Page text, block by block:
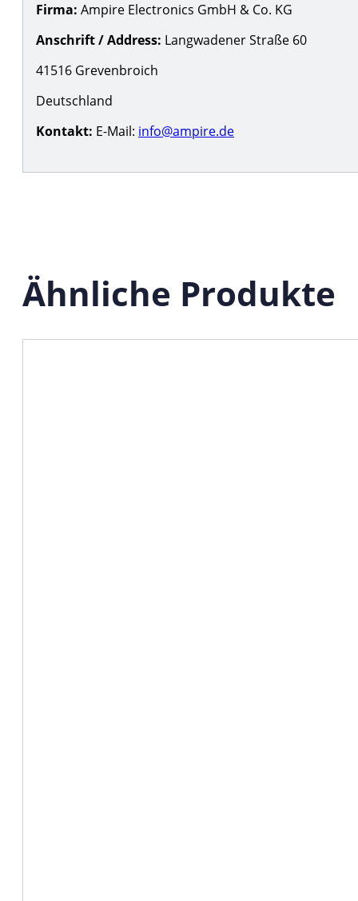
Firma: Ampire Electronics GmbH & Co. KG
Anschrift / Address: Langwadener Straße 60
41516 Grevenbroich
Deutschland
Kontakt: E-Mail: info@ampire.de
Ähnliche Produkte